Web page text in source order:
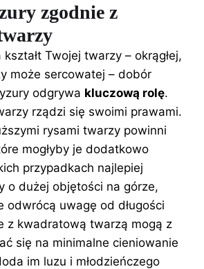
zgodnie z
Twojej twarzy – okrągłej,
może sercowatej – dobór
odgrywa kluczową rolę.
rządzi się swoimi prawami.
rysami twarzy powinni
mogłyby je dodatkowo
przypadkach najlepiej
o dużej objętości na górze,
odwrócą uwagę od długości
z kwadratową twarzą mogą z
się na minimalne cieniowanie
im luzu i młodzieńczego